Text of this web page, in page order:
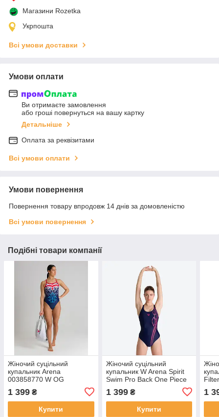
Магазини Rozetka
Укрпошта
Всі умови доставки
Умови оплати
Ви отримаєте замовлення
або гроші повернуться на вашу картку
Детальніше
Оплата за реквізитами
Всі умови оплати
Умови повернення
Повернення товару впродовж 14 днів за домовленістю
Всі умови повернення
Подібні товари компанії
Жіночий суцільний
купальник Arena
003858770 W OG
Challenge Back One Piece
US
1 399 ₴
Купити
Жіночий суцільний
купальник W Arena Spirit
Swim Pro Back One Piece
1 399₴
Купити
1